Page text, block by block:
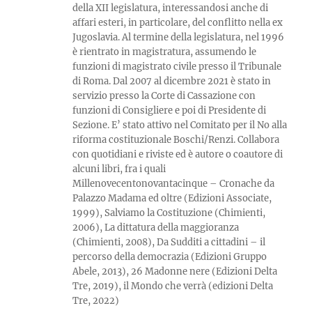
della XII legislatura, interessandosi anche di
affari esteri, in particolare, del conflitto nella ex
Jugoslavia. Al termine della legislatura, nel 1996
è rientrato in magistratura, assumendo le
funzioni di magistrato civile presso il Tribunale
di Roma. Dal 2007 al dicembre 2021 è stato in
servizio presso la Corte di Cassazione con
funzioni di Consigliere e poi di Presidente di
Sezione. E’ stato attivo nel Comitato per il No alla
riforma costituzionale Boschi/Renzi. Collabora
con quotidiani e riviste ed è autore o coautore di
alcuni libri, fra i quali
Millenovecentonovantacinque – Cronache da
Palazzo Madama ed oltre (Edizioni Associate,
1999), Salviamo la Costituzione (Chimienti,
2006), La dittatura della maggioranza
(Chimienti, 2008), Da Sudditi a cittadini – il
percorso della democrazia (Edizioni Gruppo
Abele, 2013), 26 Madonne nere (Edizioni Delta
Tre, 2019), il Mondo che verrà (edizioni Delta
Tre, 2022)